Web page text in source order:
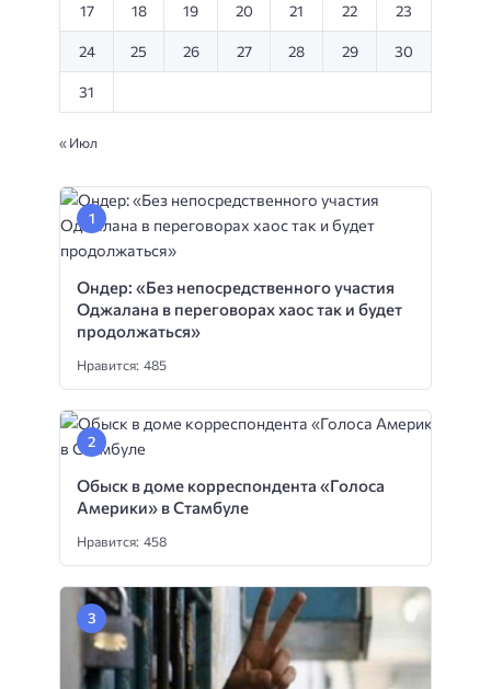
17 18 19 20 21 22 23
24 25 26 27 28 29 30
31
« Июл
Ондер: «Без непосредственного участия
Оджалана в переговорах хаос так и будет
продолжаться»
Нравится: 485
Обыск в доме корреспондента «Голоса
Америки» в Стамбуле
Нравится: 458